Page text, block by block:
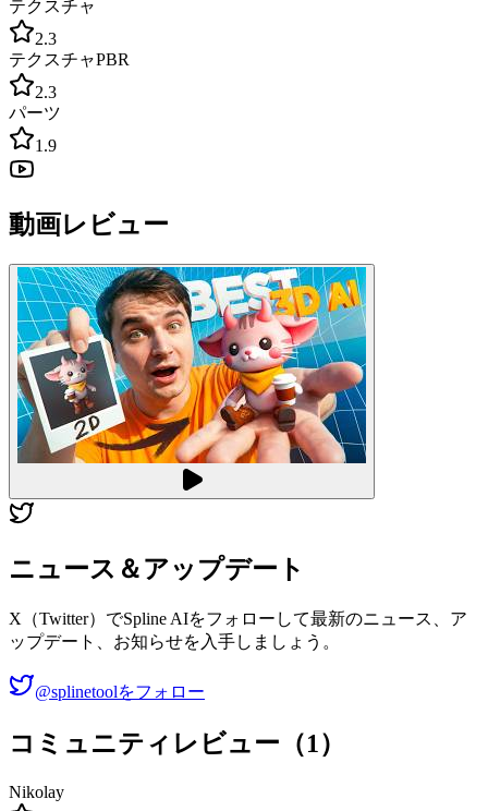
テクスチャ
2.3
テクスチャPBR
2.3
パーツ
1.9
動画レビュー
ニュース＆アップデート
X（Twitter）でSpline AIをフォローして最新のニュース、ア
ップデート、お知らせを入手しましょう。
@splinetoolをフォロー
コミュニティレビュー（1）
Nikolay